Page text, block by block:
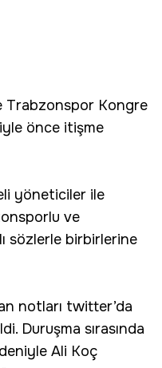
Trabzonspor Kongre
önce itişme
yöneticiler ile
ve
sözlerle birbirlerine
notları twitter’da
Duruşma sırasında
Ali Koç